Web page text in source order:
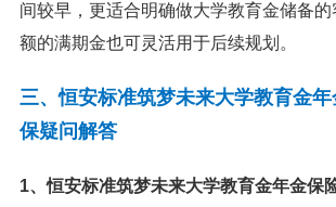
间较早，更适合明确做大学教育金储备
额的满期金也可灵活用于后续规划。
三、恒安标准筑梦未来大学教育金
保疑问解答
1、恒安标准筑梦未来大学教育金年金保